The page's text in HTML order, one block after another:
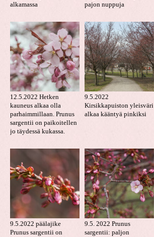
alkamassa
pajon nuppuja
12.5.2022 Hetken
kauneus alkaa olla
parhaimmillaan. Prunus
sargentii on paikoitellen
jo täydessä kukassa.
9.5.2022
Kirsikkapuiston yleisväri
alkaa kääntyä pinkiksi
9.5.2022 päälajike
Prunus sargentii on
9.5. 2022 Prunus
sargentii: paljon